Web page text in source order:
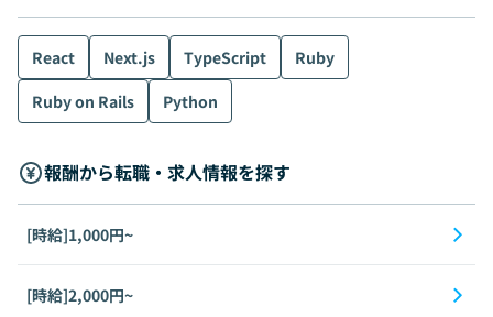
React Next.js TypeScript
Ruby
Ruby on Rails
Python
報酬から転職・求人情報を探す
[時給]1,000円~
[時給]2,000円~